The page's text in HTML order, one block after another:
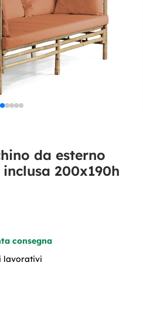
da esterno
200x190h
consegna
lavorativi